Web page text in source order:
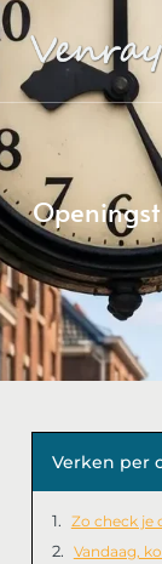
Verken per
Zo check je
Vandaag,